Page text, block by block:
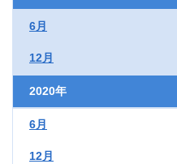
6月
12月
2020年
6月
12月